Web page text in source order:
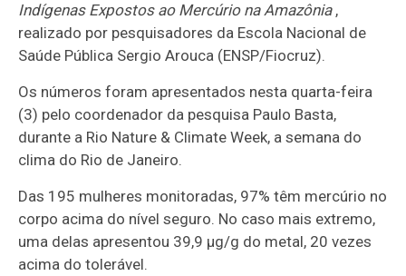
Indígenas Expostos ao Mercúrio na Amazônia,
realizado por pesquisadores da Escola Nacional de
Saúde Pública Sergio Arouca (ENSP/Fiocruz).
Os números foram apresentados nesta quarta-feira
(3) pelo coordenador da pesquisa Paulo Basta,
durante a Rio Nature & Climate Week, a semana do
clima do Rio de Janeiro.
Das 195 mulheres monitoradas, 97% têm mercúrio no
corpo acima do nível seguro. No caso mais extremo,
uma delas apresentou 39,9 µg/g do metal, 20 vezes
acima do tolerável.